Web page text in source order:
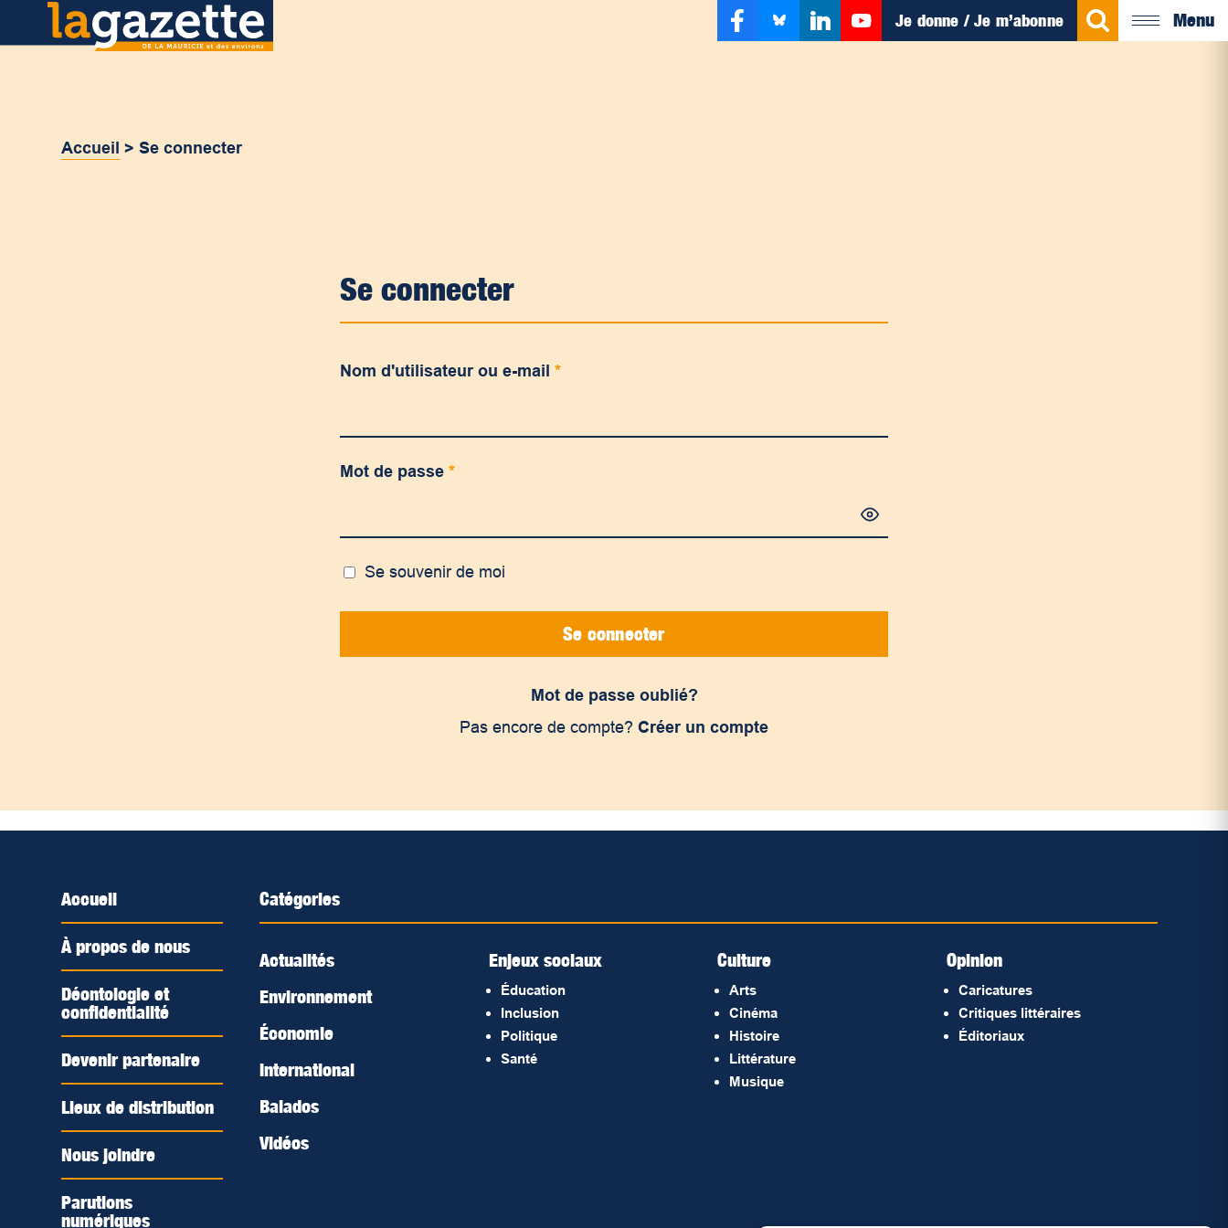
Je donne / Je m’abonne Menu
Accueil >Se connecter
Se connecter
Nom d'utilisateur ou e-mail *
Mot de passe *
Se souvenir de moi
Se connecter
Mot de passe oublié?
Pas encore de compte? Créer un compte
Accueil
À propos de nous
Déontologie et
confidentialité
Devenir partenaire
Lieux de distribution
Nous joindre
Parutions
numériques
Catégories
Actualités
Environnement
Économie
International
Balados
Vidéos
Enjeux sociaux
Éducation
Inclusion
Politique
Santé
Culture
Arts
Cinéma
Histoire
Littérature
Musique
Opinion
Caricatures
Critiques littéraires
Éditoriaux